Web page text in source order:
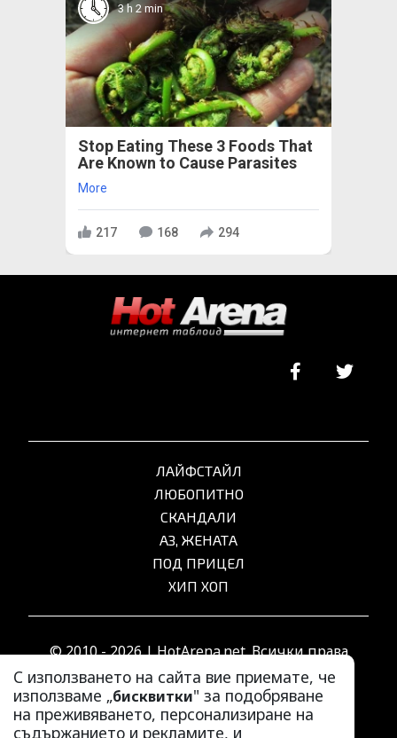
3 h 2 min
Stop Eating These 3 Foods That
Are Known to Cause Parasites
More
217 168 294
С използването на сайта вие приемате, че
използваме „бисквитки" за подобряване
на преживяването, персонализиране на
съдържанието и рекламите, и
ЛАЙФСТАЙЛ
ЛЮБОПИТНО
СКАНДАЛИ
АЗ, ЖЕНАТА
ПОД ПРИЦЕЛ
ХИП ХОП
© 2010 - 2026 | HotArena.net. Всички права
запазени.
РЕКЛАМА